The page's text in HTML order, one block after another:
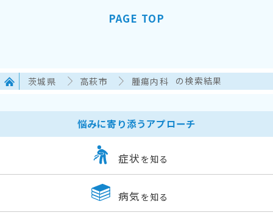
PAGE TOP
茨城県 高萩市 腫瘍内科 の検索結果
悩みに寄り添うアプローチ
症状 を知る
病気 を知る